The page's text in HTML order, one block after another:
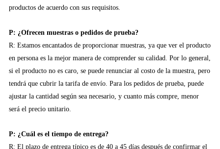
productos de acuerdo con sus requisitos.
P: ¿Ofrecen muestras o pedidos de prueba?
R: Estamos encantados de proporcionar muestras, ya que ver el producto
en persona es la mejor manera de comprender su calidad. Por lo general,
si el producto no es caro, se puede renunciar al costo de la muestra, pero
tendrá que cubrir la tarifa de envío. Para los pedidos de prueba, puede
ajustar la cantidad según sea necesario, y cuanto más compre, menor
será el precio unitario.
P: ¿Cuál es el tiempo de entrega?
R: El plazo de entrega típico es de 40 a 45 días después de confirmar el